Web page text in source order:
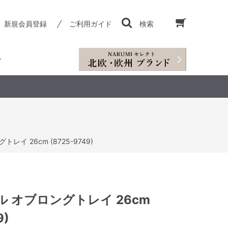
新規会員登録 ご利用ガイド 検索
トレイ 26cm (8725-9749)
オブロングトレイ 26cm